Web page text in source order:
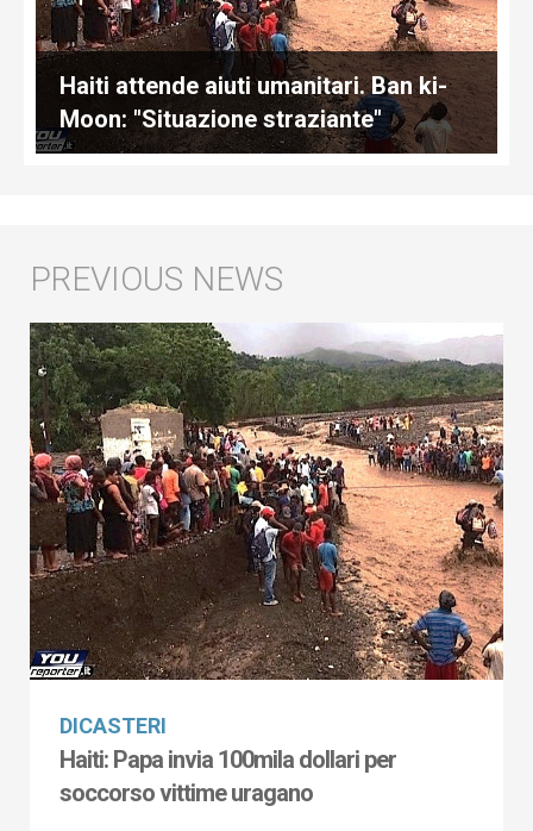
Haiti attende aiuti umanitari. Ban ki-
Moon: "Situazione straziante"
DICASTERI
Haiti: Papa invia 100mila dollari per
soccorso vittime uragano